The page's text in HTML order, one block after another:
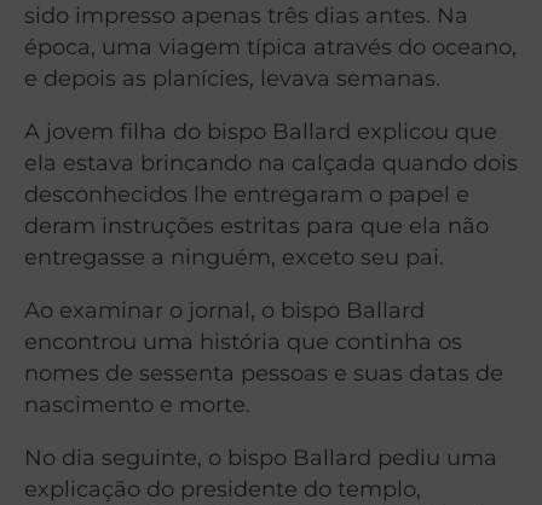
sido impresso apenas três dias antes. Na
época, uma viagem típica através do oceano,
e depois as planícies, levava semanas.
A jovem filha do bispo Ballard explicou que
ela estava brincando na calçada quando dois
desconhecidos lhe entregaram o papel e
deram instruções estritas para que ela não
entregasse a ninguém, exceto seu pai.
Ao examinar o jornal, o bispo Ballard
encontrou uma história que continha os
nomes de sessenta pessoas e suas datas de
nascimento e morte.
No dia seguinte, o bispo Ballard pediu uma
explicação do presidente do templo,